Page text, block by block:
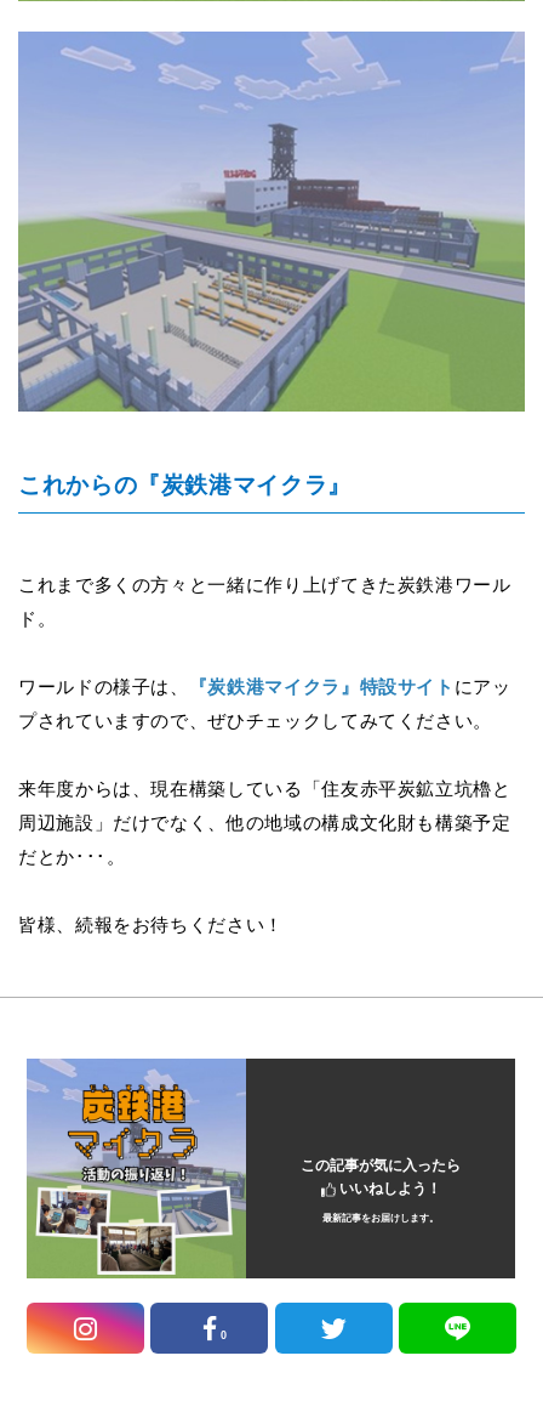
これからの『炭鉄港マイクラ』
これまで多くの方々と一緒に作り上げてきた炭鉄港ワール
ド。
ワールドの様子は、 『炭鉄港マイクラ』特設サイト にアッ
プされていますので、ぜひチェックしてみてください。
来年度からは、現在構築している「住友赤平炭鉱立坑櫓と
周辺施設」だけでなく、他の地域の構成文化財も構築予定
だとか･･･。
皆様、続報をお待ちください！
この記事が気に入ったら
いいねしよう！
最新記事をお届けします。
0